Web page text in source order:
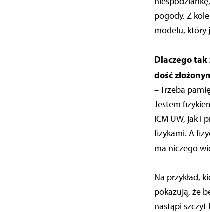
pogody. Z
modelu, który
Dlaczego tak
dość
– Trzeba
Jestem
ICM UW, jak i
fizykami. A
ma niczego
Na przykład,
pokazują, że
nastąpi szczyt